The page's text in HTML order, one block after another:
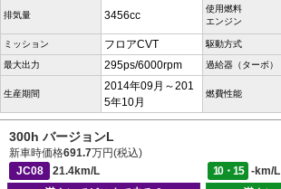
排気量 3456cc
使用燃料
エンジン
ミッション フロアCVT 駆動方式
最大出力 295ps/6000rpm 過給器（ターボ）
生産期間
2014年09月～201
5年10月
燃費性能
300h バージョンL
新車時価格691.7万円(税込)
JC08
21.4km/L 10・15
-km/L